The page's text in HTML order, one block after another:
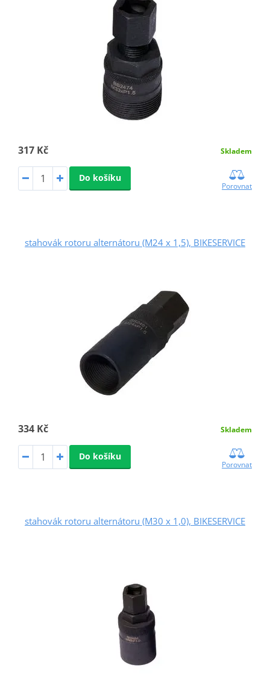
317 Kč Skladem
Do košíku
Porovnat
stahovák rotoru alternátoru (M24 x 1,5), BIKESERVICE
334 Kč Skladem
Do košíku
Porovnat
stahovák rotoru alternátoru (M30 x 1,0), BIKESERVICE